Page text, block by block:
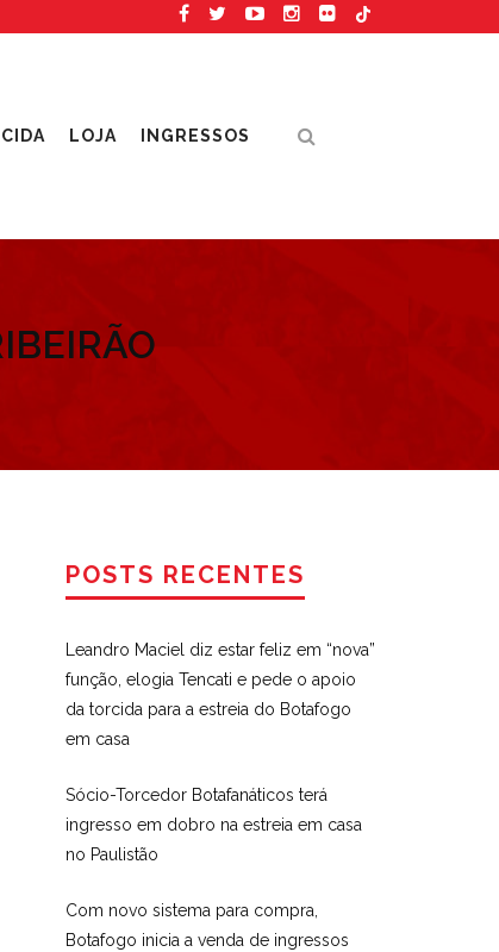
LOJA INGRESSOS
POSTS RECENTES
Leandro Maciel diz estar feliz em “nova”
função, elogia Tencati e pede o apoio
da torcida para a estreia do Botafogo
em casa
Sócio-Torcedor Botafanáticos terá
ingresso em dobro na estreia em casa
no Paulistão
Com novo sistema para compra,
Botafogo inicia a venda de ingressos